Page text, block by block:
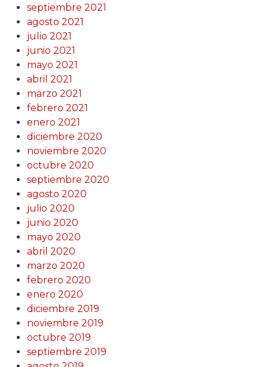
septiembre 2021
agosto 2021
julio 2021
junio 2021
mayo 2021
abril 2021
marzo 2021
febrero 2021
enero 2021
diciembre 2020
noviembre 2020
octubre 2020
septiembre 2020
agosto 2020
julio 2020
junio 2020
mayo 2020
abril 2020
marzo 2020
febrero 2020
enero 2020
diciembre 2019
noviembre 2019
octubre 2019
septiembre 2019